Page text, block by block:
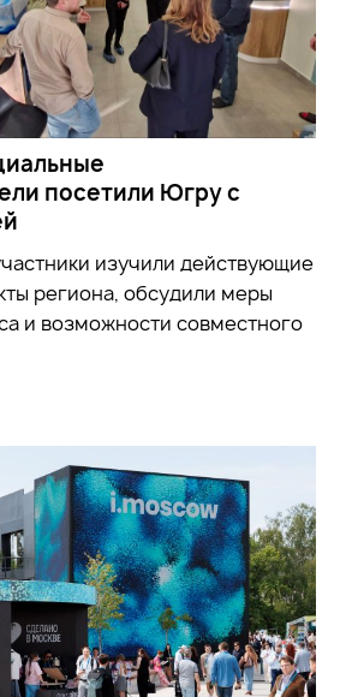
посетили Югру с
изучили действующие
региона, обсудили меры
и возможности совместного